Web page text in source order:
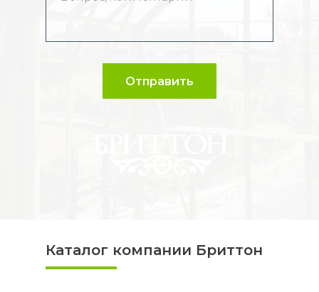
Отправить
Каталог компании Бриттон